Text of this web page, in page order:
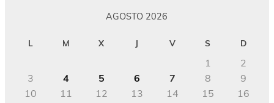
AGOSTO 2026
L M X J V S D
1
2
3
4 5 6 7 8
9
10
11 12 13 14 15
16